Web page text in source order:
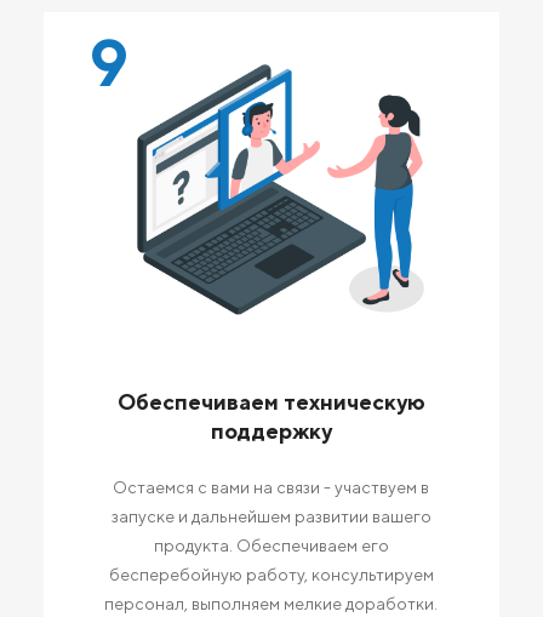
9
Обеспечиваем техническую
поддержку
Остаемся с вами на связи - участвуем в
запуске и дальнейшем развитии вашего
продукта. Обеспечиваем его
бесперебойную работу, консультируем
персонал, выполняем мелкие доработки.